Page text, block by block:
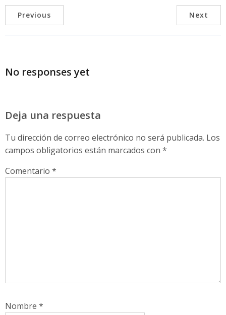
Previous Next
No responses yet
Deja una respuesta
Tu dirección de correo electrónico no será publicada. Los
campos obligatorios están marcados con *
Comentario *
Nombre *